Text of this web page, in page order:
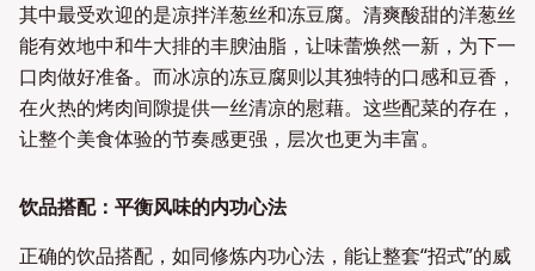
其中最受欢迎的是凉拌洋葱丝和冻豆腐。清爽酸甜的洋葱丝
能有效地中和牛大排的丰腴油脂，让味蕾焕然一新，为下一
口肉做好准备。而冰凉的冻豆腐则以其独特的口感和豆香，
在火热的烤肉间隙提供一丝清凉的慰藉。这些配菜的存在，
让整个美食体验的节奏感更强，层次也更为丰富。
饮品搭配：平衡风味的内功心法
正确的饮品搭配，如同修炼内功心法，能让整套“招式”的威